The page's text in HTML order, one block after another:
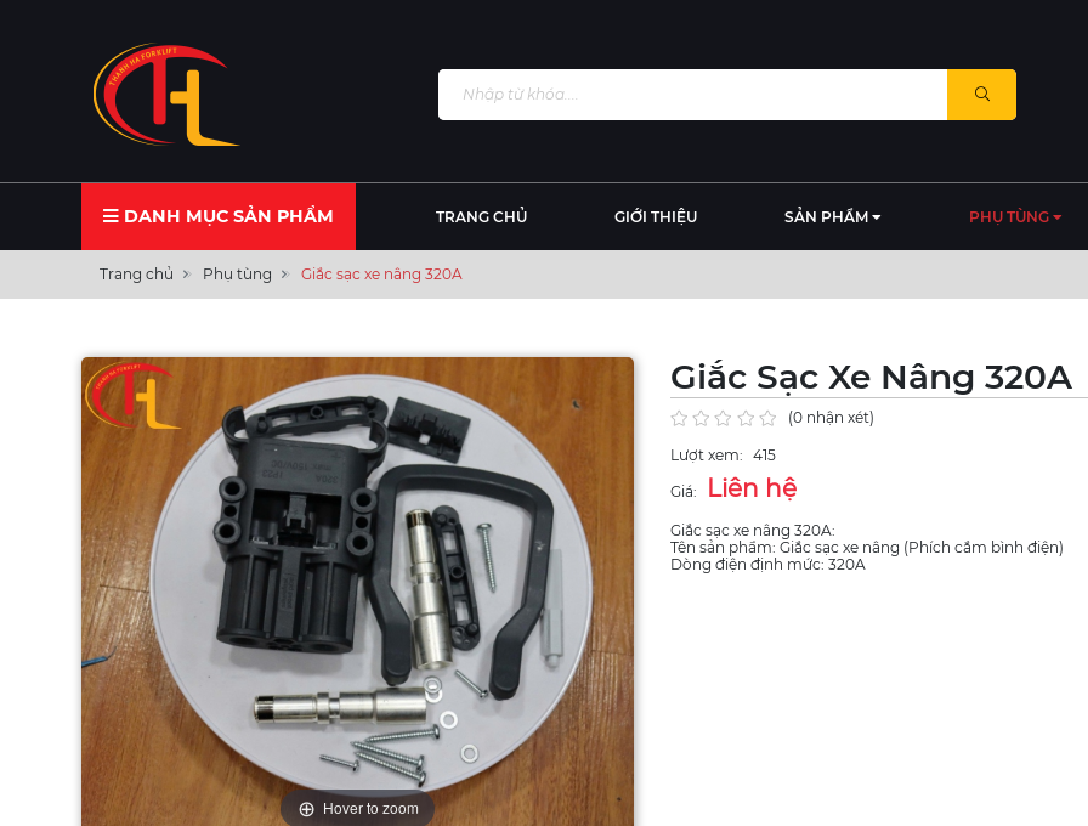
DANH MỤC SẢN PHẨM TRANG CHỦ GIỚI THIỆU SẢN PHẨM PHỤ TÙNG
Trang chủ Phụ tùng Giắc sạc xe nâng 320A
Hover to zoom
Giắc Sạc Xe Nâng 320A
(0 nhận xét)
Lượt xem: 415
Giá:
Liên hệ
Giắc sạc xe nâng 320A:
Tên sản phẩm: Giắc sạc xe nâng (Phích cắm bình điện)
Dòng điện định mức: 320A